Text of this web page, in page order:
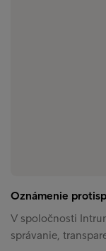
Oznámenie
V spoločnosti
správanie,